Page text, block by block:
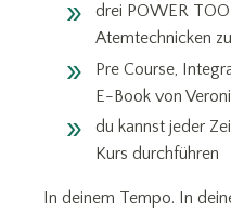
drei POWER
Atemtechnicken
Pre Course,
E-Book von
du kannst jeder
Kurs durchführen
In deinem Tempo. In